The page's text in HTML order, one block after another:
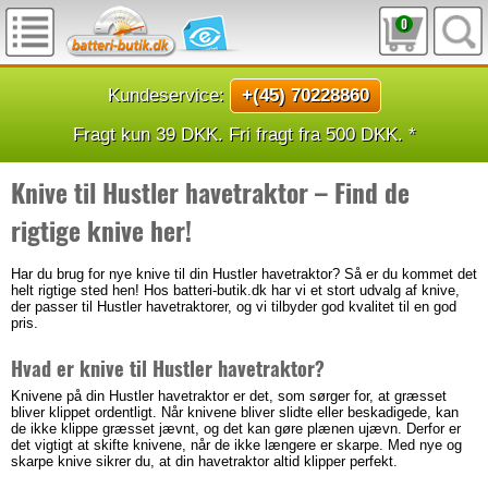
0
Kundeservice:
+(45) 70228860
Fragt kun 39 DKK. Fri fragt fra 500 DKK. *
Knive til Hustler havetraktor – Find de
rigtige knive her!
Har du brug for nye knive til din Hustler havetraktor? Så er du kommet det
helt rigtige sted hen! Hos batteri-butik.dk har vi et stort udvalg af knive,
der passer til Hustler havetraktorer, og vi tilbyder god kvalitet til en god
pris.
Hvad er knive til Hustler havetraktor?
Knivene på din Hustler havetraktor er det, som sørger for, at græsset
bliver klippet ordentligt. Når knivene bliver slidte eller beskadigede, kan
de ikke klippe græsset jævnt, og det kan gøre plænen ujævn. Derfor er
det vigtigt at skifte knivene, når de ikke længere er skarpe. Med nye og
skarpe knive sikrer du, at din havetraktor altid klipper perfekt.